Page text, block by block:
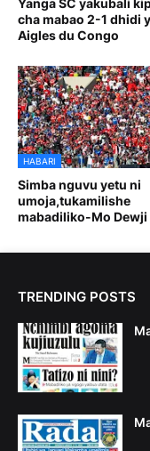
cha mabao 2-1 dhidi
Aigles du Congo
HABARI
Simba nguvu yetu ni
umoja,tukamilishe
mabadiliko-Mo Dewji
TRENDING POSTS